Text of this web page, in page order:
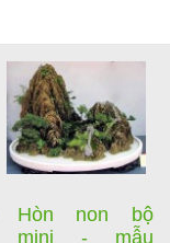
Hòn non bộ
mini - mẫu